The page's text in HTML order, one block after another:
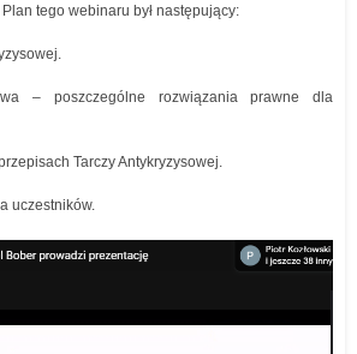
tego webinaru był następujący:
– poszczególne rozwiązania prawne dla
Tarczy Antykryzysowej.
uczestników.